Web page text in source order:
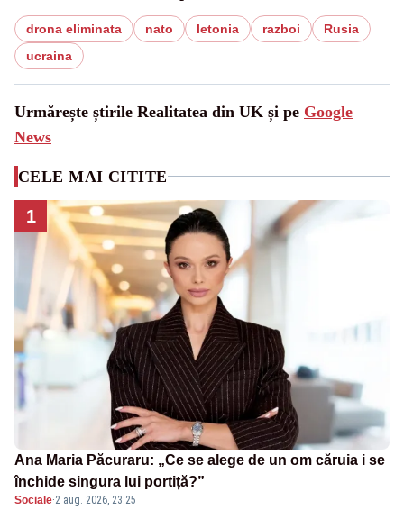
drona eliminata nato letonia razboi
Rusia
ucraina
Urmărește știrile Realitatea din UK și pe Google
News
CELE MAI CITITE
1
Ana Maria Păcuraru: „Ce se alege de un om căruia i se
închide singura lui portiță?”
Sociale·2 aug. 2026, 23:25